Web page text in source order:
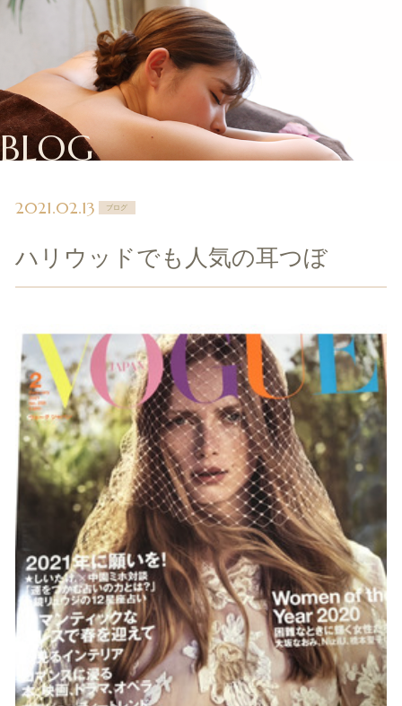
BLOG
2021.02.13 ブログ
ハリウッドでも人気の耳つぼ